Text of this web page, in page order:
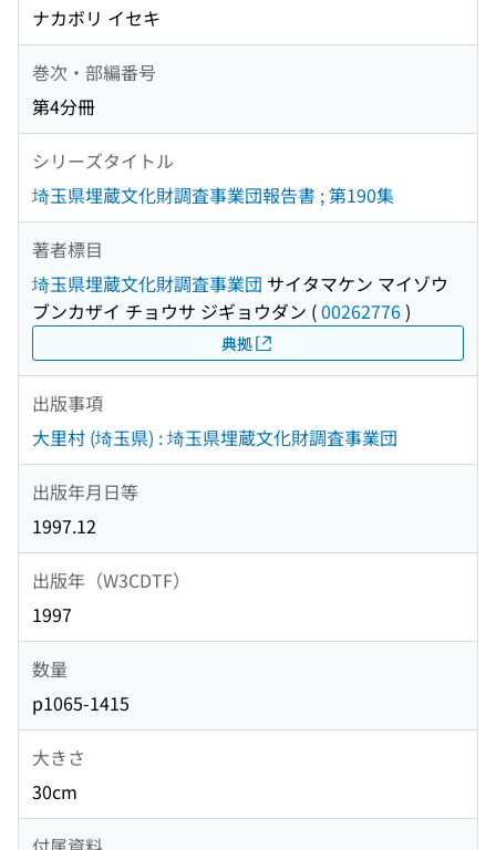
ナカボリ イセキ
巻次・部編番号
第4分冊
シリーズタイトル
埼玉県埋蔵文化財調査事業団報告書 ; 第190集
著者標目
埼玉県埋蔵文化財調査事業団 サイタマケン マイゾウ
ブンカザイ チョウサ ジギョウダン (00262776)
典拠
出版事項
大里村 (埼玉県) : 埼玉県埋蔵文化財調査事業団
出版年月日等
1997.12
出版年（W3CDTF）
1997
数量
p1065-1415
大きさ
30cm